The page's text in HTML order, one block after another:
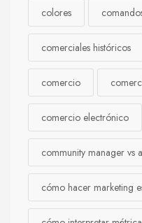
colores
comerciales históricos
comercio
comercio electrónico
community manager vs
cómo hacer marketing